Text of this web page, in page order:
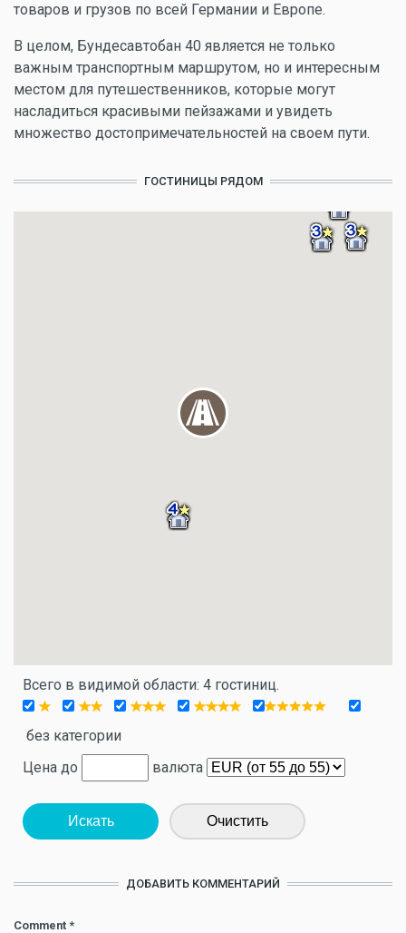
товаров и грузов по всей Германии и Европе.
В целом, Бундесавтобан 40 является не только
важным транспортным маршрутом, но и интересным
местом для путешественников, которые могут
насладиться красивыми пейзажами и увидеть
множество достопримечательностей на своем пути.
ГОСТИНИЦЫ РЯДОМ
Всего в видимой области: 4 гостиниц.
без категории
Цена до
валюта
Искать Очистить
ДОБАВИТЬ КОММЕНТАРИЙ
Comment *